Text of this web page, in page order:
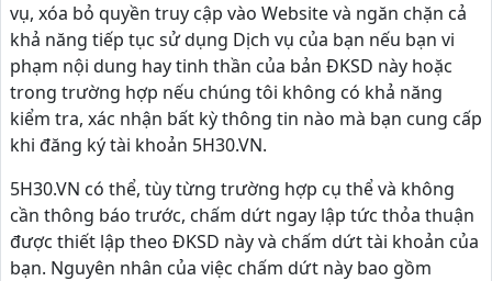
vụ, xóa bỏ quyền truy cập vào Website và ngăn chặn cả
khả năng tiếp tục sử dụng Dịch vụ của bạn nếu bạn vi
phạm nội dung hay tinh thần của bản ĐKSD này hoặc
trong trường hợp nếu chúng tôi không có khả năng
kiểm tra, xác nhận bất kỳ thông tin nào mà bạn cung cấp
khi đăng ký tài khoản 5H30.VN.
5H30.VN có thể, tùy từng trường hợp cụ thể và không
cần thông báo trước, chấm dứt ngay lập tức thỏa thuận
được thiết lập theo ĐKSD này và chấm dứt tài khoản của
bạn. Nguyên nhân của việc chấm dứt này bao gồm